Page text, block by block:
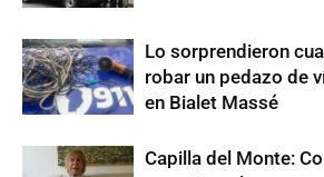
Lo sorprendieron
robar un pedazo de
en Bialet Massé
Capilla del Monte: